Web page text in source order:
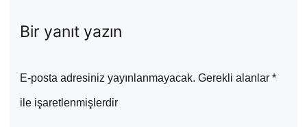
Bir yanıt yazın
E-posta adresiniz yayınlanmayacak. Gerekli alanlar *
ile işaretlenmişlerdir